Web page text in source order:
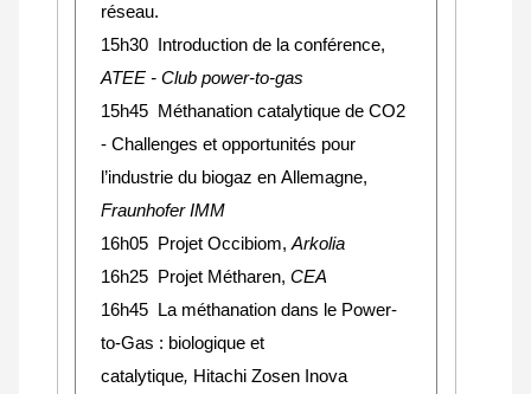
réseau.
15h30 Introduction de la conférence,
ATEE - Club power-to-gas
15h45 Méthanation catalytique de CO2
- Challenges et opportunités pour
l’industrie du biogaz en Allemagne,
Fraunhofer IMM
16h05 Projet Occibiom, Arkolia
16h25 Projet Métharen,CEA
16h45 La méthanation dans le Power-
to-Gas : biologique et
catalytique, Hitachi Zosen Inova